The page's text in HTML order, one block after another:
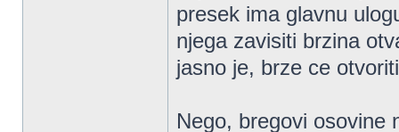
presek ima glavnu
njega zavisiti brzina
jasno je, brze ce
Nego, bregovi osovine